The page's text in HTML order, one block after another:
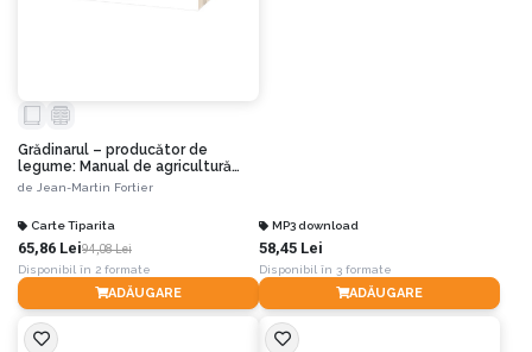
Grădinarul – producător de
legume: Manual de agricultură
biologică pe suprafețe mici
de Jean-Martin Fortier
Carte Tiparita
65,86 Lei94,08 Lei
Disponibil în 2 formate
ADĂUGARE
MP3 download
58,45 Lei
Disponibil în 3 formate
ADĂUGARE